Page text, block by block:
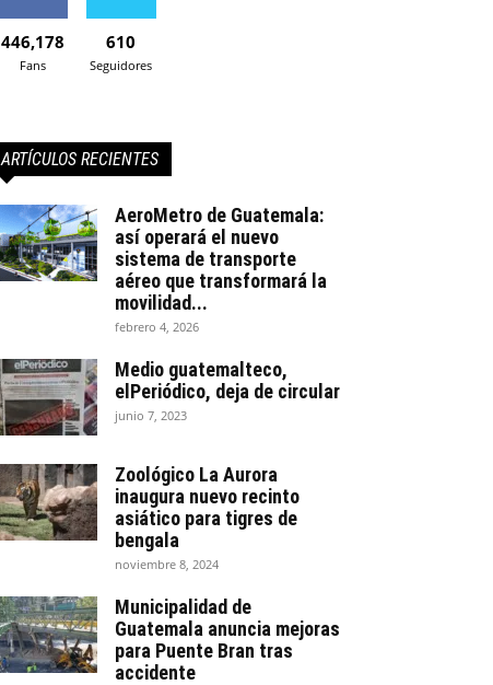
446,178
Fans
610
Seguidores
ARTÍCULOS RECIENTES
AeroMetro de Guatemala:
así operará el nuevo
sistema de transporte
aéreo que transformará la
movilidad...
febrero 4, 2026
Medio guatemalteco,
elPeriódico, deja de circular
junio 7, 2023
Zoológico La Aurora
inaugura nuevo recinto
asiático para tigres de
bengala
noviembre 8, 2024
Municipalidad de
Guatemala anuncia mejoras
para Puente Bran tras
accidente